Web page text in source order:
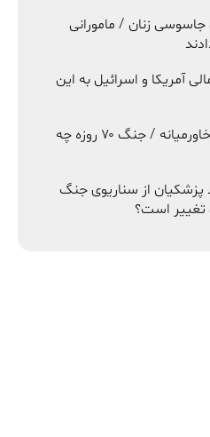
زنان / مامورانی
آمریکا و اسرائیل به این
برندگان پنهان جنگ خاورمیانه / جنگ ۷۰ روزه چه
پزشکیان از سناریوی جنگ
تغییر است؟